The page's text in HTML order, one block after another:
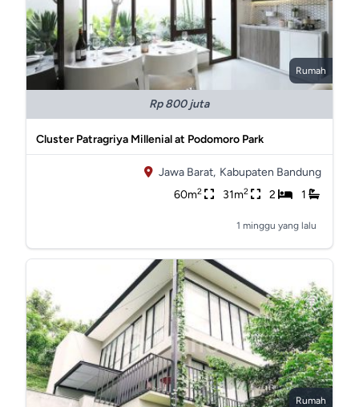
Rumah
Rp 800 juta
Cluster Patragriya Millenial at Podomoro Park
Jawa Barat, Kabupaten Bandung
60m2 31m2 2 1
1 minggu yang lalu
Rumah